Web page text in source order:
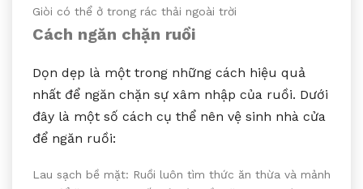
Giòi có thể ở trong rác thải ngoài trời
Cách ngăn chặn ruồi
Dọn dẹp là một trong những cách hiệu quả
nhất để ngăn chặn sự xâm nhập của ruồi. Dưới
đây là một số cách cụ thể nên vệ sinh nhà cửa
để ngăn ruồi:
Lau sạch bề mặt: Ruồi luôn tìm thức ăn thừa và mảnh